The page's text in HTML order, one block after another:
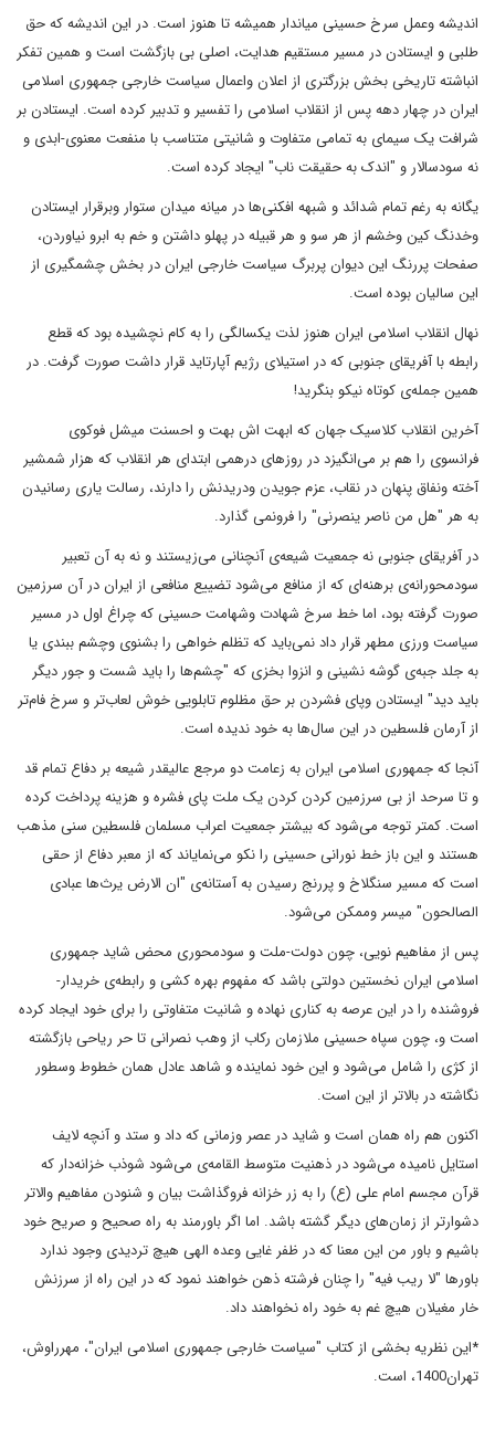
اندیشه وعمل سرخ حسینی میاندار همیشه تا هنوز است. در این اندیشه که حق
طلبی و ایستادن در مسیر مستقیم هدایت، اصلی بی بازگشت است و همین تفکر
انباشته تاریخی بخش بزرگتری از اعلان واعمال سیاست خارجی جمهوری اسلامی
ایران در چهار دهه پس از انقلاب اسلامی را تفسیر و تدبیر کرده است. ایستادن بر
شرافت یک سیمای به تمامی متفاوت و شانیتی متناسب با منفعت معنوی-ابدی و
نه سودسالار و "اندک به حقیقت ناب" ایجاد کرده است.
یگانه به رغم تمام شدائد و شبهه افکنی‌ها در میانه میدان ستوار وبرقرار ایستادن
وخدنگ کین وخشم از هر سو و هر قبیله در پهلو داشتن و خم به ابرو نیاوردن،
صفحات پررنگ این دیوان پربرگ سیاست خارجی ایران در بخش چشمگیری از
این سالیان بوده است.
نهال انقلاب اسلامی ایران هنوز لذت یکسالگی را به کام نچشیده بود که قطع
رابطه با آفریقای جنوبی که در استیلای رژیم آپارتاید قرار داشت صورت گرفت. در
همین جمله‌ی کوتاه نیکو بنگرید!
آخرین انقلاب کلاسیک جهان که ابهت اش بهت و احسنت میشل فوکوی
فرانسوی را هم بر می‌انگیزد در روز‌های درهمی ابتدای هر انقلاب که هزار شمشیر
آخته ونفاق پنهان در نقاب، عزم جویدن ودریدنش را دارند، رسالت یاری رسانیدن
به هر "هل من ناصر ینصرنی" را فرونمی گذارد.
در آفریقای جنوبی نه جمعیت شیعه‌ی آنچنانی می‌زیستند و نه به آن تعبیر
سودمحورانه‌ی برهنه‌ای که از منافع می‌شود تضییع منافعی از ایران در آن سرزمین
صورت گرفته بود، اما خط سرخ شهادت وشهامت حسینی که چراغ اول در مسیر
سیاست ورزی مطهر قرار داد نمی‌باید که تظلم خواهی را بشنوی وچشم ببندی یا
به جلد جبه‌ی گوشه نشینی و انزوا بخزی که "چشم‌ها را باید شست و جور دیگر
باید دید" ایستادن وپای فشردن بر حق مظلوم تابلویی خوش لعاب‌تر و سرخ فام‌تر
از آرمان فلسطین در این سال‌ها به خود ندیده است.
آنجا که جمهوری اسلامی ایران به زعامت دو مرجع عالیقدر شیعه بر دفاع تمام قد
و تا سرحد از بی سرزمین کردن کردن یک ملت پای فشره و هزینه پرداخت کرده
است. کمتر توجه می‌شود که بیشتر جمعیت اعراب مسلمان فلسطین سنی مذهب
هستند و این باز خط نورانی حسینی را نکو می‌نمایاند که از معبر دفاع از حقی
است که مسیر سنگلاخ و پررنج رسیدن به آستانه‌ی "ان الارض یرث‌ها عبادی
الصالحون" میسر وممکن می‌شود.
پس از مفاهیم نویی، چون دولت-ملت و سودمحوری محض شاید جمهوری
اسلامی ایران نخستین دولتی باشد که مفهوم بهره کشی و رابطه‌ی خریدار-
فروشنده را در این عرصه به کناری نهاده و شانیت متفاوتی را برای خود ایجاد کرده
است و، چون سپاه حسینی ملازمان رکاب از وهب نصرانی تا حر ریاحی بازگشته
از کژی را شامل می‌شود و این خود نماینده و شاهد عادل همان خطوط وسطور
نگاشته در بالاتر از این است.
اکنون هم راه همان است و شاید در عصر وزمانی که داد و ستد و آنچه لایف
استایل نامیده می‌شود در ذهنیت متوسط القامه‌ی می‌شود شوذب خزانه‌دار که
قرآن مجسم امام علی (ع) را به زر خزانه فروگذاشت بیان و شنودن مفاهیم والاتر
دشوارتر از زمان‌های دیگر گشته باشد. اما اگر باورمند به راه صحیح و صریح خود
باشیم و باور من این معنا که در ظفر غایی وعده الهی هیچ تردیدی وجود ندارد
باور‌ها "لا ریب فیه" را چنان فرشته ذهن خواهند نمود که در این راه از سرزنش
خار مغیلان هیچ غم به خود راه نخواهند داد.
*این نظریه بخشی از کتاب "سیاست خارجی جمهوری اسلامی ایران"، مهرراوش،
تهران1400، است.